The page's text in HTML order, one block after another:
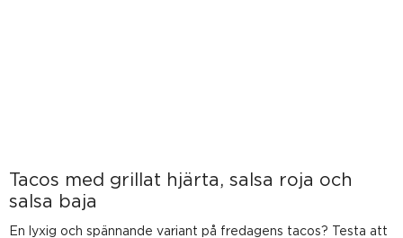
Tacos med grillat hjärta, salsa roja och
salsa baja
En lyxig och spännande variant på fredagens tacos? Testa att